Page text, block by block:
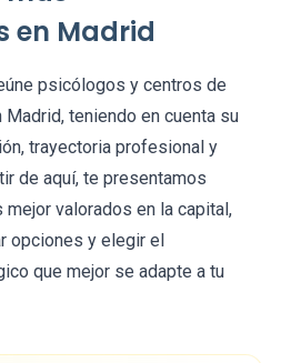
en Madrid
psicólogos y centros de
teniendo en cuenta su
trayectoria profesional y
de aquí, te presentamos
valorados en la capital,
opciones y elegir el
que mejor se adapte a tu